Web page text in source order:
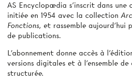
AS Encyclopædia s’inscrit dans
initiée en 1954 avec la collection
Fonctions, et rassemble aujourd’hui
de publications.
L’abonnement donne accès à
versions digitales et à l’ensemble
structurée.